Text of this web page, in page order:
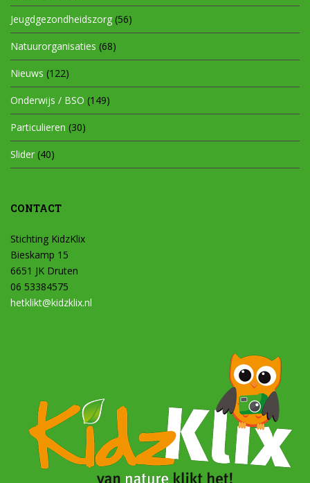
Jeugdgezondheidszorg (56)
Natuurorganisaties (68)
Nieuws (122)
Onderwijs / BSO (149)
Particulieren (30)
Slider (40)
CONTACT
Stichting KidzKlix
Bieskamp 15
6651 JK Druten
06 53384575
hetklikt@kidzklix.nl